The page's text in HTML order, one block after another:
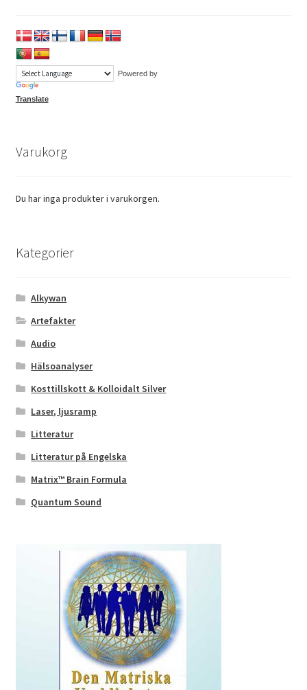
Powered by
Translate
Varukorg
Du har inga produkter i varukorgen.
Kategorier
Alkywan
Artefakter
Audio
Hälsoanalyser
Kosttillskott & Kolloidalt Silver
Laser, ljusramp
Litteratur
Litteratur på Engelska
Matrix™ Brain Formula
Quantum Sound